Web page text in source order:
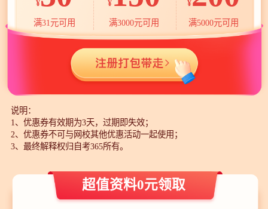
¥
满31元可用
¥
满3000元可用
¥
满5000元可用
说明：
1、优惠券有效期为3天，过期即失效；
2、优惠券不可与网校其他优惠活动一起使用；
3、最终解释权归自考365所有。
超值资料0元领取